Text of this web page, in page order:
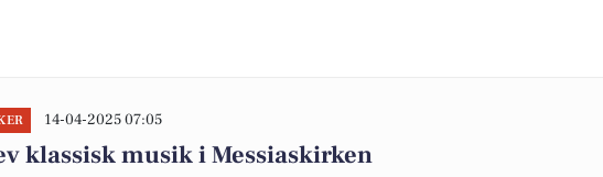
14-04-2025 07:05
klassisk musik i Messiaskirken